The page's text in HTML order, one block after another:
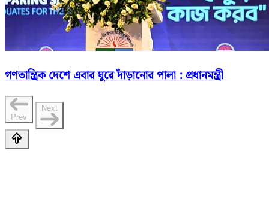
গণতান্ত্রিক দেশে এবার ঘুরে দাঁড়ানোর পালা : প্রধানমন্ত্রী
Prev